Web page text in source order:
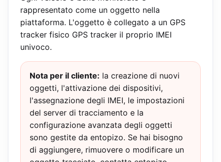
rappresentato come un oggetto nella
piattaforma. L'oggetto è collegato a un GPS
tracker fisico GPS tracker il proprio IMEI
univoco.
Nota per il cliente: la creazione di nuovi
oggetti, l'attivazione dei dispositivi,
l'assegnazione degli IMEI, le impostazioni
del server di tracciamento e la
configurazione avanzata degli oggetti
sono gestite da entopizo. Se hai bisogno
di aggiungere, rimuovere o modificare un